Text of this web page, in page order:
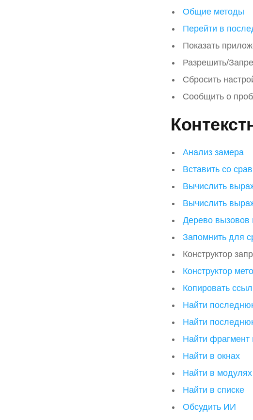
Общие методы
Перейти в
Показать
Разрешить/
Сбросить
Сообщить о
Анализ замера
Вставить со
Вычислить
Вычислить
Дерево вызовов
Запомнить для
Конструктор
Конструктор
Копировать
Найти
Найти
Найти фрагмент
Найти в окнах
Найти в модулях
Найти в списке
Обсудить ИИ